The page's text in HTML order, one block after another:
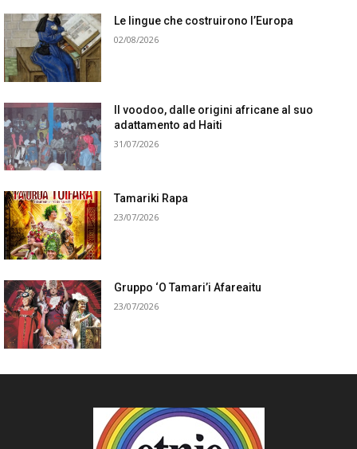
Le lingue che costruirono l’Europa
02/08/2026
Il voodoo, dalle origini africane al suo
adattamento ad Haiti
31/07/2026
Tamariki Rapa
23/07/2026
Gruppo ‘O Tamari’i Afareaitu
23/07/2026